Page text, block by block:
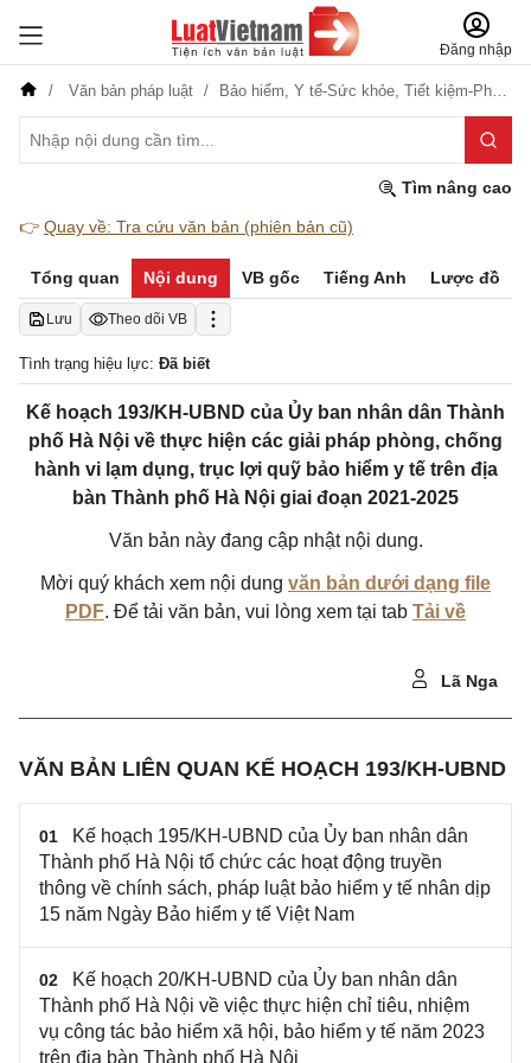
Đăng nhập
Văn bản pháp luật Bảo hiểm, Y tế-Sức khỏe, Tiết kiệm-Phòng, chống tham nhũng, lãng phí
Tìm nâng cao
👉 Quay về: Tra cứu văn bản (phiên bản cũ)
Tổng quan Nội dung VB gốc Tiếng Anh Lược đồ
Lưu Theo dõi VB
Tình trạng hiệu lực: Đã biết
Kế hoạch 193/KH-UBND của Ủy ban nhân dân Thành
phố Hà Nội về thực hiện các giải pháp phòng, chống
hành vi lạm dụng, trục lợi quỹ bảo hiểm y tế trên địa
bàn Thành phố Hà Nội giai đoạn 2021-2025
Văn bản này đang cập nhật nội dung.
Mời quý khách xem nội dung văn bản dưới dạng file
PDF. Để tải văn bản, vui lòng xem tại tab Tải về
Lã Nga
VĂN BẢN LIÊN QUAN KẾ HOẠCH 193/KH-UBND
01
Kế hoạch 195/KH-UBND của Ủy ban nhân dân
Thành phố Hà Nội tổ chức các hoạt động truyền
thông về chính sách, pháp luật bảo hiểm y tế nhân dịp
15 năm Ngày Bảo hiểm y tế Việt Nam
02
Kế hoạch 20/KH-UBND của Ủy ban nhân dân
Thành phố Hà Nội về việc thực hiện chỉ tiêu, nhiệm
vụ công tác bảo hiểm xã hội, bảo hiểm y tế năm 2023
trên địa bàn Thành phố Hà Nội